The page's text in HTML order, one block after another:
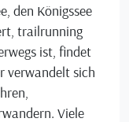
den Königssee
trailrunning
ist, findet
verwandelt sich
Viele